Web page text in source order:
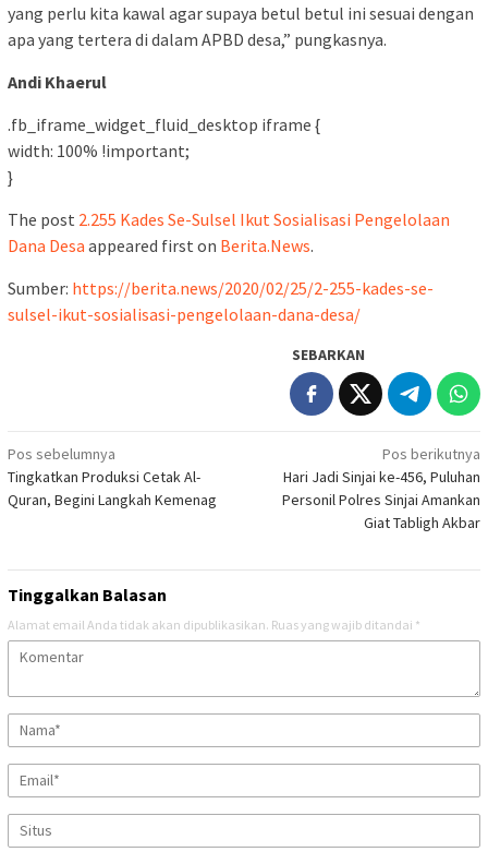
yang perlu kita kawal agar supaya betul betul ini sesuai dengan
apa yang tertera di dalam APBD desa,” pungkasnya.
Andi Khaerul
.fb_iframe_widget_fluid_desktop iframe {
width: 100% !important;
}
The post 2.255 Kades Se-Sulsel Ikut Sosialisasi Pengelolaan
Dana Desa appeared first on Berita.News.
Sumber: https://berita.news/2020/02/25/2-255-kades-se-
sulsel-ikut-sosialisasi-pengelolaan-dana-desa/
SEBARKAN
Navigasi
pos
Pos sebelumnya
Tingkatkan Produksi Cetak Al-
Quran, Begini Langkah Kemenag
Pos berikutnya
Hari Jadi Sinjai ke-456, Puluhan
Personil Polres Sinjai Amankan
Giat Tabligh Akbar
Tinggalkan Balasan
Alamat email Anda tidak akan dipublikasikan. Ruas yang wajib ditandai *